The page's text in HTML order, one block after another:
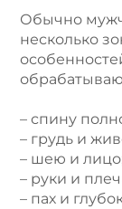
Обычно
несколько
– спину
– грудь и
– шею и
– руки и
– пах и